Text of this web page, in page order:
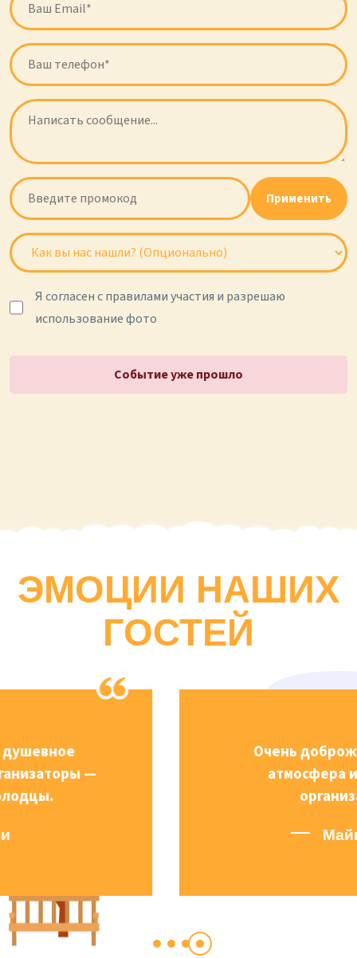
Применить
Я согласен с правилами участия и разрешаю
использование фото
Событие уже прошло
ЭМОЦИИ НАШИХ
ГОСТЕЙ
Очень доброжелательная